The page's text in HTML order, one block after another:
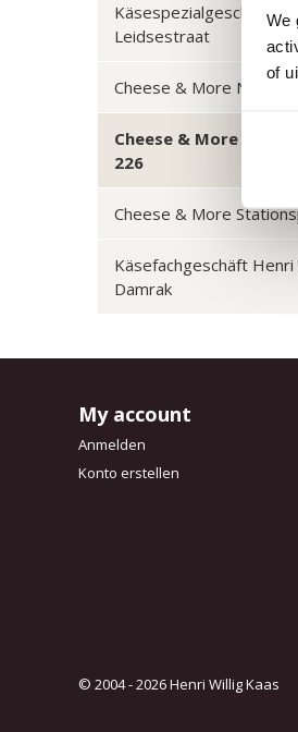
We
of
Käsespezialgeschäft
Leidsestraat
Cheese & More
Cheese & More
226
Cheese & More
Käsefachgeschäft Henri
Damrak
My account
Anmelden
Konto erstellen
© 2004 - 2026 Henri Willig Kaas